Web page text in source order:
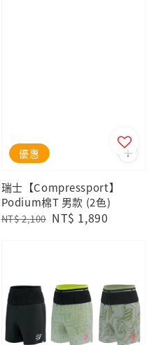
優惠
瑞士【Compressport】
Podium棉T 男款 (2色)
Regular
NT$ 2,100 Sale
NT$ 1,890